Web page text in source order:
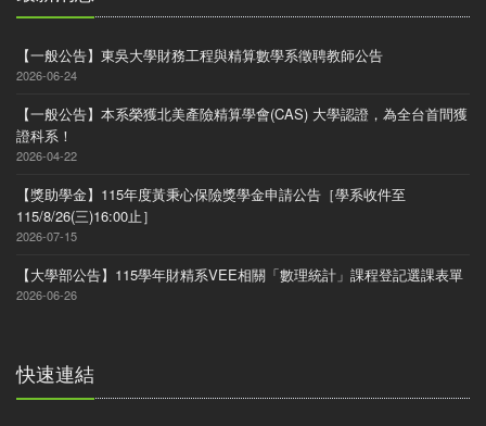
【一般公告】東吳大學財務工程與精算數學系徵聘教師公告
2026-06-24
【一般公告】本系榮獲北美產險精算學會(CAS) 大學認證，為全台首間獲
證科系！
2026-04-22
【獎助學金】115年度黃秉心保險獎學金申請公告［學系收件至
115/8/26(三)16:00止］
2026-07-15
【大學部公告】115學年財精系VEE相關「數理統計」課程登記選課表單
2026-06-26
快速連結